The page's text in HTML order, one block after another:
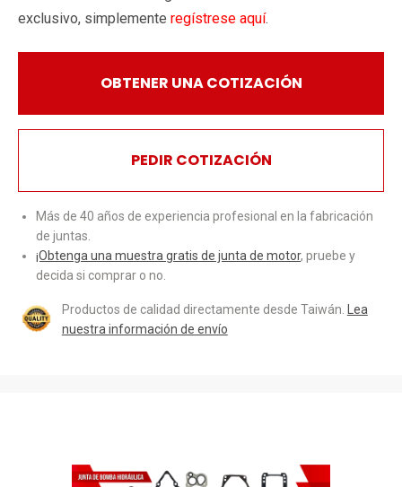
exclusivo, simplemente regístrese aquí.
OBTENER UNA COTIZACIÓN
PEDIR COTIZACIÓN
Más de 40 años de experiencia profesional en la fabricación
de juntas.
¡Obtenga una muestra gratis de junta de motor, pruebe y
decida si comprar o no.
Productos de calidad directamente desde Taiwán.
Lea
nuestra información de envío